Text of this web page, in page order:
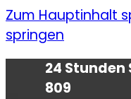
Zum Hauptinhalt
springen
24 Stunden
809